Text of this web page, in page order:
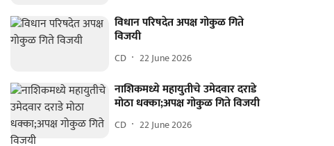
विधान परिषदेत अपक्ष गोकुळ गिते
विजयी
CD 22 June 2026
नाशिकमध्ये महायुतीचे उमेदवार दराडे
मोठा धक्का;अपक्ष गोकुळ गिते विजयी
CD 22 June 2026